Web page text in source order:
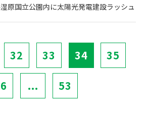
原国立公園内に太陽光発電建設ラッシュ
32 33 34 35
... 53